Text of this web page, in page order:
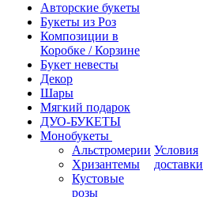
Авторские букеты
Букеты из Роз
Композиции в
Коробке / Корзине
Букет невесты
Декор
Шары
Мягкий подарок
ДУО-БУКЕТЫ
Монобукеты
Альстромерии
Хризантемы
Кустовые
розы
Условия
доставки